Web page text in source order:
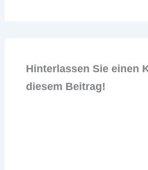
Hinterlassen Sie einen
diesem Beitrag!